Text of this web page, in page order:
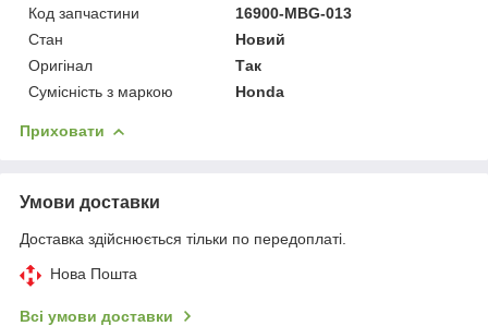
Код запчастини
16900-MBG-013
Стан
Новий
Оригінал
Так
Сумісність з маркою
Honda
Приховати
Умови доставки
Доставка здійснюється тільки по передоплаті.
Нова Пошта
Всі умови доставки